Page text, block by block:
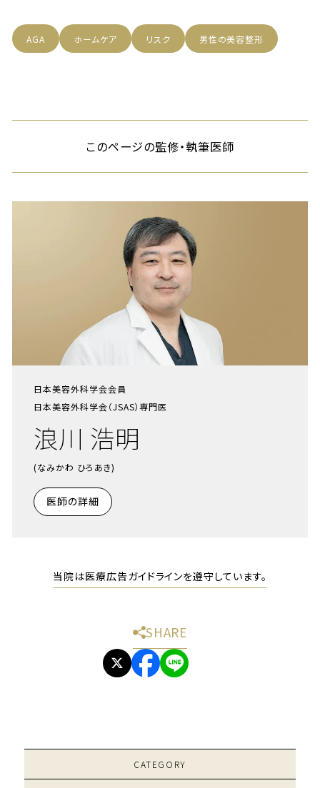
AGA ホームケア リスク 男性の美容整形
このページの監修・執筆医師
日本美容外科学会会員
日本美容外科学会（JSAS）専門医
浪川 浩明
(なみかわ ひろあき)
医師の詳細
当院は医療広告ガイドラインを遵守しています。
SHARE
CATEGORY